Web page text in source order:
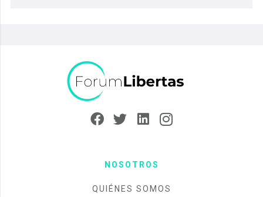
NOSOTROS
QUIÉNES SOMOS